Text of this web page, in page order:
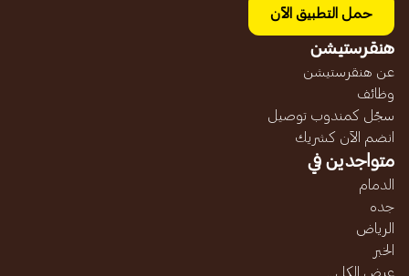
حمل التطبيق الآن
هنقرستيشن
عن هنقرستيشن
وظائف
سجّل كمندوب توصيل
انضم الآن كشريك
متواجدين في
الدمام
جده
الرياض
الخبر
عرض الكل...